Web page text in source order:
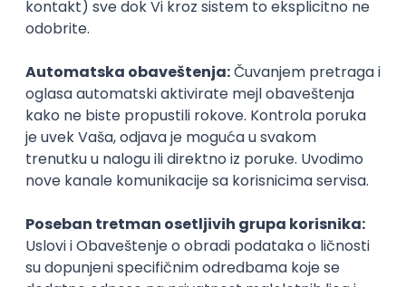
Procenitelj osiguranja Procenitelj